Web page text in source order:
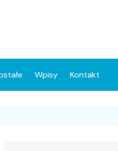
Wpisy Kontakt